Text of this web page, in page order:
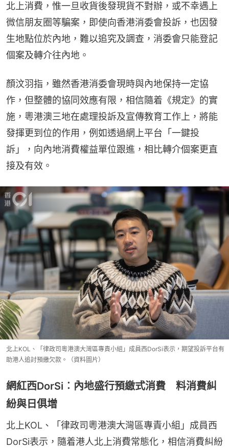
北上消費，惟一旦收貨後發現貨不對辦，或不幸遇上
微信朋友圈等騙案，即使向香港消委會投訴，也因發
生地點位於內地，難以追究及調查，消委會只能登記
個案及轉介往內地。
顏汶羽指，雖然香港消委會現時與內地保持一定協
作，但整體的協同效應有限，相信隨着《規定》的實
施，粵港澳三地在處理投訴及宣傳教育工作上，將能
發揮更到位的作用，例如透過網上平台「一鍵投
訴」，向內地消費權益單位跟進，相比轉介個案更直
接及有效。
北上KOL、「律政司粵港澳大灣區專責小組」成員西DorSi表示，期望投訴平台有
助港人追討預繳欠款。（資料圖片）
網紅西DorSi︰內地盛行預繳式消費 料消費糾
紛與日俱增
北上KOL、「律政司粵港澳大灣區專責小組」成員西
DorSi表示，隨着港人北上消費常態化，相信消費糾紛